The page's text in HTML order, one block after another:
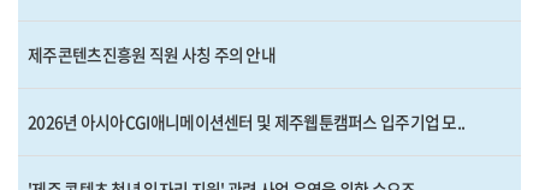
제주콘텐츠진흥원 직원 사칭 주의 안내
2026년 아시아CGI애니메이션센터 및 제주웹툰캠퍼스 입주기업 모..